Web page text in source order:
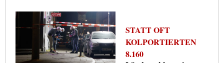
STATT OFT
KOLPORTIERTEN
8.160